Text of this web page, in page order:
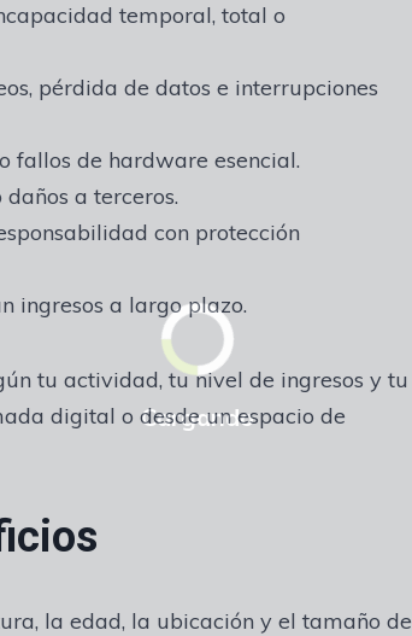
temporal, total o
pérdida de datos e interrupciones
fallos de hardware esencial.
a terceros.
con protección
ingresos a largo plazo.
tu actividad, tu nivel de ingresos y tu
digital o desde un espacio de
la edad, la ubicación y el tamaño de